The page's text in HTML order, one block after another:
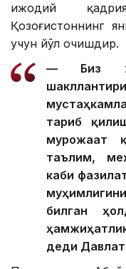
ижодий
Қозоғистоннинг
учун йўл очишдир.
— Биз
тарғиб
мурожаат
таълим,
каби
билган
деди